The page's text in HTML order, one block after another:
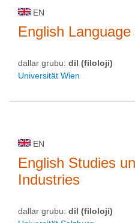
EN
English
dallar grubu: dil (filoloji)
Universität Wien
EN
English Studies
Industries
dallar grubu: dil (filoloji)